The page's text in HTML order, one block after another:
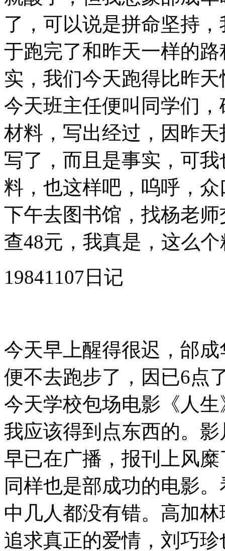
了，可以说是拼命坚持
于跑完了和昨天一样的
实，我们今天跑得比昨天
今天班主任便叫同学们
材料，写出经过，因昨
写了，而且是事实，可
料，也这样吧，呜呼，
下午去图书馆，找杨老
查48元，我真是，这么
19841107日记
今天早上醒得很迟，邰
便不去跑步了，因已6点
今天学校包场电影《人
我应该得到点东西的。
早已在广播，报刊上风
同样也是部成功的电影
中几人都没有错。高加
追求真正的爱情，刘巧